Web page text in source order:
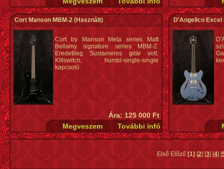
Cort Manson MBM-2(Használt)
Cort by Manson Meta series Matt
Bellamy signature series MBM-2.
Eredetileg Sustaineres gitár volt.
Killswitch, humbi-single-single
kapcsoló.
Ára: 125 000 Ft
D'Angelico Excel
Első Előző [1][2] [3] [4] [